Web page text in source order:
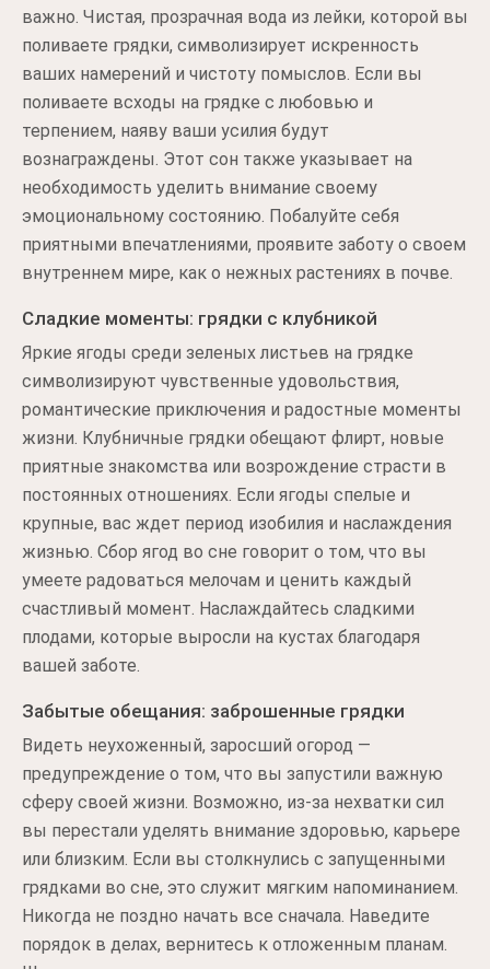
важно. Чистая, прозрачная вода из лейки, которой вы
поливаете грядки, символизирует искренность
ваших намерений и чистоту помыслов. Если вы
поливаете всходы на грядке с любовью и
терпением, наяву ваши усилия будут
вознаграждены. Этот сон также указывает на
необходимость уделить внимание своему
эмоциональному состоянию. Побалуйте себя
приятными впечатлениями, проявите заботу о своем
внутреннем мире, как о нежных растениях в почве.
Сладкие моменты: грядки с клубникой
Яркие ягоды среди зеленых листьев на грядке
символизируют чувственные удовольствия,
романтические приключения и радостные моменты
жизни. Клубничные грядки обещают флирт, новые
приятные знакомства или возрождение страсти в
постоянных отношениях. Если ягоды спелые и
крупные, вас ждет период изобилия и наслаждения
жизнью. Сбор ягод во сне говорит о том, что вы
умеете радоваться мелочам и ценить каждый
счастливый момент. Наслаждайтесь сладкими
плодами, которые выросли на кустах благодаря
вашей заботе.
Забытые обещания: заброшенные грядки
Видеть неухоженный, заросший огород —
предупреждение о том, что вы запустили важную
сферу своей жизни. Возможно, из-за нехватки сил
вы перестали уделять внимание здоровью, карьере
или близким. Если вы столкнулись с запущенными
грядками во сне, это служит мягким напоминанием.
Никогда не поздно начать все сначала. Наведите
порядок в делах, вернитесь к отложенным планам.